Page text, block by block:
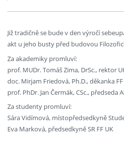
Již tradičně se bude v den výročí
akt u jeho busty před budovou
Za akademiky promluví:
prof. MUDr. Tomáš Zima, DrSc., rektor
doc. Mirjam Friedová, Ph.D., děkanka FF
prof. PhDr. Jan Čermák, CSc., předseda
Za studenty promluví:
Sára Vidímová, místopředsedkyně
Eva Marková, předsedkyně SR FF UK